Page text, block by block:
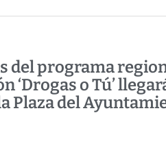
del programa
‘Drogas o Tú’
Plaza del